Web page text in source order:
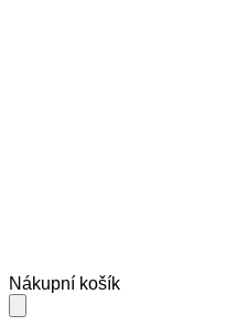
Skip
to
navigation
Skip
to
content
Nákupní košík